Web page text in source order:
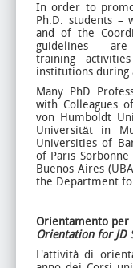
In order to
Ph.D. students –
and of the
guidelines – are
training
institutions during
Many PhD
with Colleagues
von Humboldt
Universität in
Universities of
of Paris
Buenos Aires
the Department
Orientamento per
Orientation for JD
L'attività di